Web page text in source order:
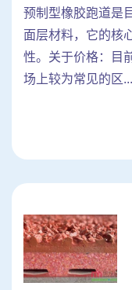
预制型橡胶跑道是
面层材料，它的核
性。关于价格：目
场上较为常见的区...